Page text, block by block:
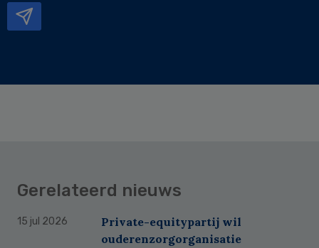
Gerelateerd nieuws
15 jul 2026
Private-equitypartij wil
ouderenzorgorganisatie